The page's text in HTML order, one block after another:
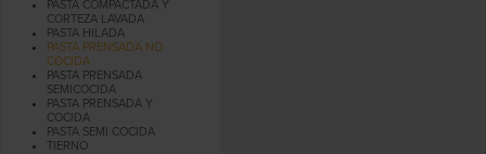
PASTA COMPACTADA Y
CORTEZA LAVADA
PASTA HILADA
PASTA PRENSADA NO
COCIDA
PASTA PRENSADA
SEMICOCIDA
PASTA PRENSADA Y
COCIDA
PASTA SEMI COCIDA
TIERNO